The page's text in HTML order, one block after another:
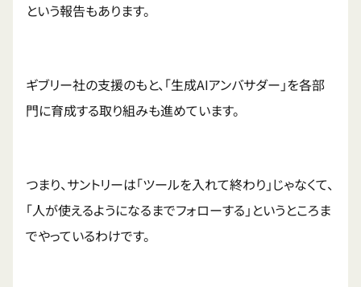
という報告もあります。
ギブリー社の支援のもと、「生成AIアンバサダー」を各部
門に育成する取り組みも進めています。
つまり、サントリーは「ツールを入れて終わり」じゃなくて、
「人が使えるようになるまでフォローする」というところま
でやっているわけです。